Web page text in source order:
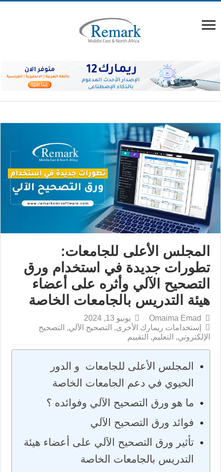
المجلس الأعلى للجامعات:
تطورات جديدة في استخدام ورق
التصحيح الآلي وأثره على أعضاء
هيئة التدريس بالجامعات الخاصة
Omaima Emad
يونيو 13, 2024
إستخدامات ريمارك الأخرى, التصحيح الآلي, التصحيح
الإلكتروني, التعليم, التقييم
المجلس الأعلى للجامعات و الدور
الحيوي في دعم الجامعات الخاصة
ما هو ورق التصحيح الآلي وفوائده ؟
فوائد ورق التصحيح الآلي
تأثير ورق التصحيح الآلي على أعضاء هيئة
التدريس بالجامعات الخاصة